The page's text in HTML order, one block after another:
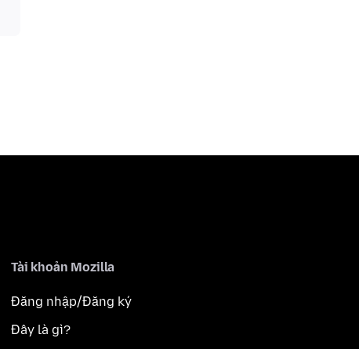
Tài khoản Mozilla
Đăng nhập/Đăng ký
Đây là gì?